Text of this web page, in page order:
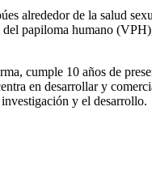
alrededor de la salud
papiloma humano
cumple 10 años de
en desarrollar y
y el desarrollo.